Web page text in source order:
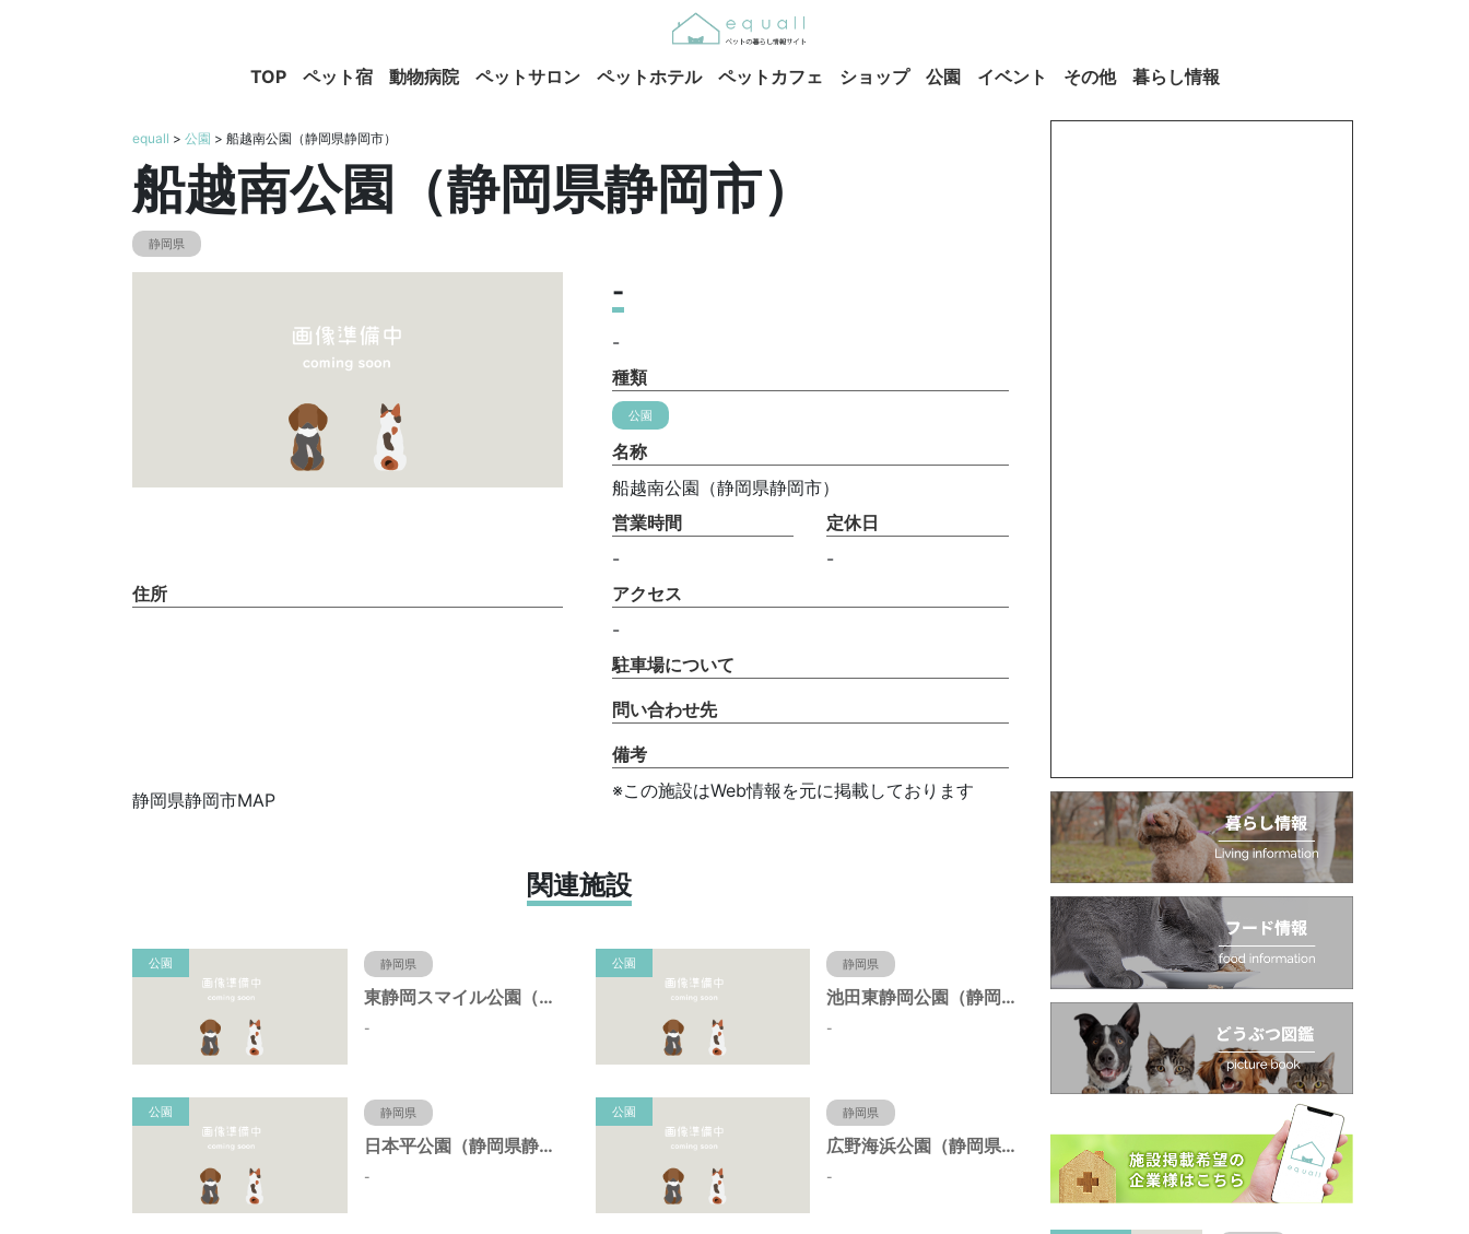
TOP ペット宿 動物病院 ペットサロン ペットホテル ペットカフェ ショップ 公園 イベント その他 暮らし情報
equall > 公園 > 船越南公園（静岡県静岡市）
船越南公園（静岡県静岡市）
静岡県
-
-
種類
公園
名称
船越南公園（静岡県静岡市）
営業時間
-
定休日
-
住所
静岡県静岡市MAP
アクセス
-
駐車場について
問い合わせ先
備考
※この施設はWeb情報を元に掲載しております
関連施設
公園 静岡県
東静岡スマイル公園（静岡県静岡市）
-
公園 静岡県
池田東静岡公園（静岡県静岡市）
-
公園 静岡県
日本平公園（静岡県静岡市）
-
公園 静岡県
広野海浜公園（静岡県静岡市）
-